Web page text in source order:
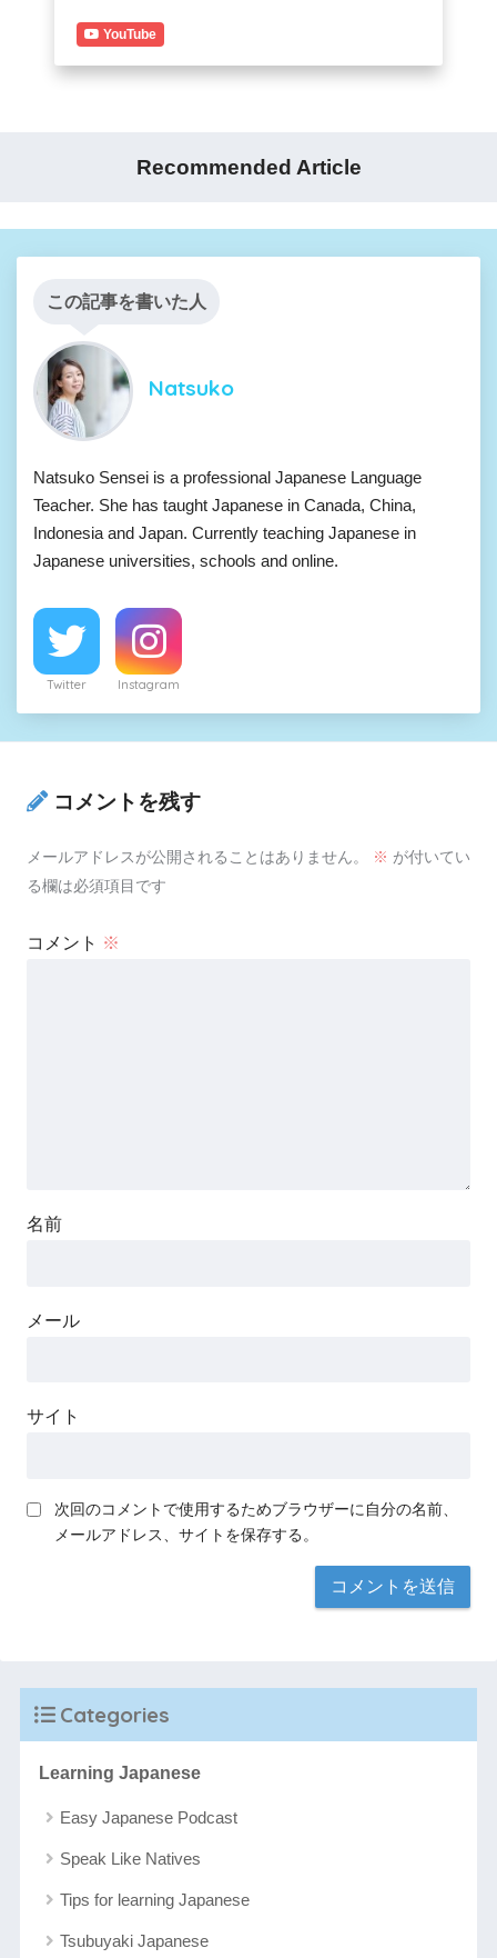
YouTube
Recommended Article
この記事を書いた人
Natsuko
Natsuko Sensei is a professional Japanese Language
Teacher. She has taught Japanese in Canada, China,
Indonesia and Japan. Currently teaching Japanese in
Japanese universities, schools and online.
Twitter Instagram
コメントを残す
メールアドレスが公開されることはありません。 ※ が付いてい
る欄は必須項目です
コメント ※
名前
メール
サイト
次回のコメントで使用するためブラウザーに自分の名前、
メールアドレス、サイトを保存する。
Categories
Learning Japanese
Easy Japanese Podcast
Speak Like Natives
Tips for learning Japanese
Tsubuyaki Japanese